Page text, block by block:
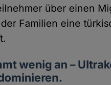
über einen
Familien eine
wenig an –